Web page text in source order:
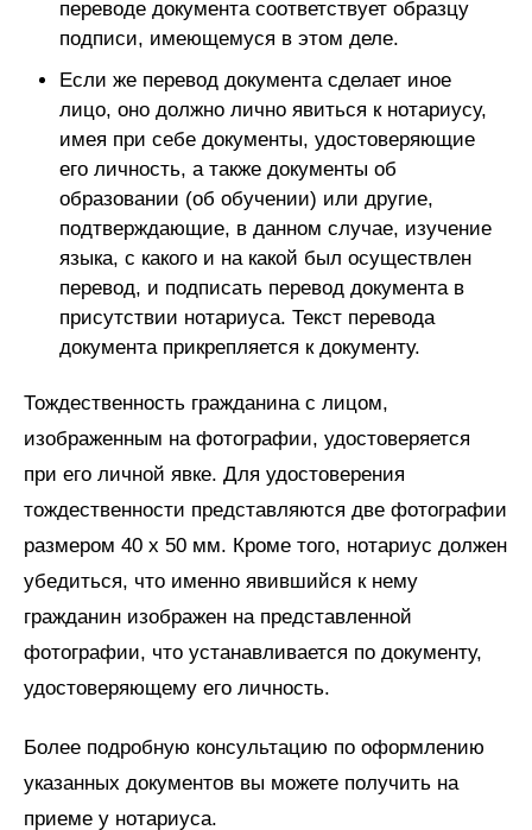
переводе документа соответствует образцу
подписи, имеющемуся в этом деле.
Если же перевод документа сделает иное
лицо, оно должно лично явиться к нотариусу,
имея при себе документы, удостоверяющие
его личность, а также документы об
образовании (об обучении) или другие,
подтверждающие, в данном случае, изучение
языка, с какого и на какой был осуществлен
перевод, и подписать перевод документа в
присутствии нотариуса. Текст перевода
документа прикрепляется к документу.
Тождественность гражданина с лицом,
изображенным на фотографии, удостоверяется
при его личной явке. Для удостоверения
тождественности представляются две фотографии
размером 40 x 50 мм. Кроме того, нотариус должен
убедиться, что именно явившийся к нему
гражданин изображен на представленной
фотографии, что устанавливается по документу,
удостоверяющему его личность.
Более подробную консультацию по оформлению
указанных документов вы можете получить на
приеме у нотариуса.